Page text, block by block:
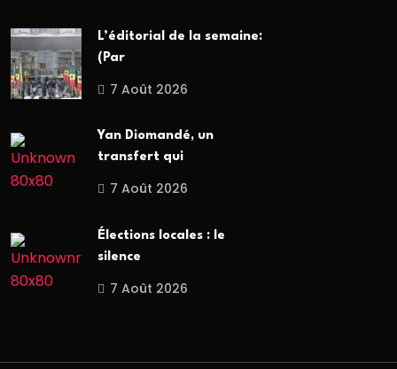
L’éditorial de la semaine:
(Par
7 Août 2026
Yan Diomandé, un
transfert qui
7 Août 2026
Élections locales : le
silence
7 Août 2026